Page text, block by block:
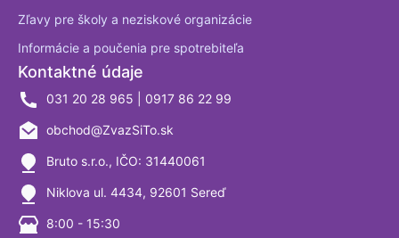
Zľavy pre školy a neziskové organizácie
Informácie a poučenia pre spotrebiteľa
Kontaktné údaje
031 20 28 965 | 0917 86 22 99
obchod@ZvazSiTo.sk
Bruto s.r.o., IČO: 31440061
Niklova ul. 4434, 92601 Sereď
8:00 - 15:30